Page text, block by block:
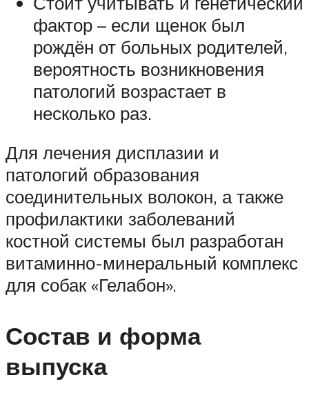
фактор – если щенок был
рождён от больных родителей,
вероятность возникновения
патологий возрастает в
несколько раз.
Для лечения дисплазии и
патологий образования
соединительных волокон, а также
профилактики заболеваний
костной системы был разработан
витаминно-минеральный комплекс
для собак «Гелабон».
Состав и форма
выпуска